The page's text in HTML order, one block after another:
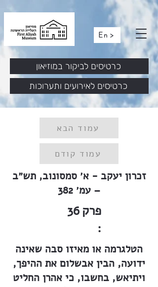
En >
כרטיסים לאירועים ותערוכות
כרטיסים לביקור במוזיאון
עמוד הבא
עמוד קודם
זכרון יעקב - א׳ סמסונוב, תש״ב
– עמ׳ 382
36 פרק
:
הטלגרמה או מאיזו סבה שאינה
ידועה, הבין אבשלום את ההיפך,
ויתיאש, בחשבו, כי אהרן החליט